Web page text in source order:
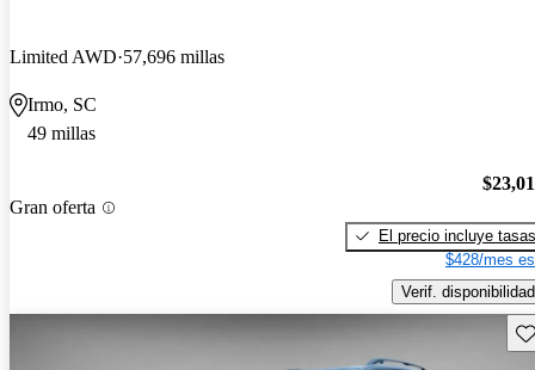
Limited AWD 57,696 millas
Irmo, SC
49 millas
Gran oferta
El precio incluye tasas
$428/mes
Verif. disponibilidad